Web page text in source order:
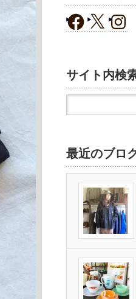
サイト内検
最近のブロ